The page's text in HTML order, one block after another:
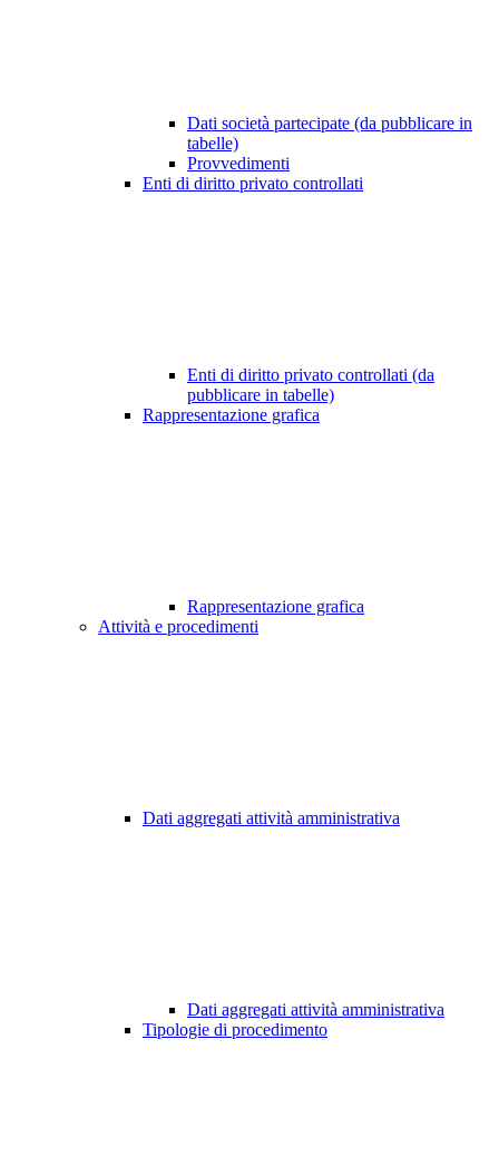
Dati società partecipate (da pubblicare in
tabelle)
Provvedimenti
Enti di diritto privato controllati
Enti di diritto privato controllati (da
pubblicare in tabelle)
Rappresentazione grafica
Rappresentazione grafica
Attività e procedimenti
Dati aggregati attività amministrativa
Dati aggregati attività amministrativa
Tipologie di procedimento